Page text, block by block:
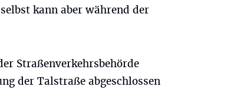
kann aber während der
Straßenverkehrsbehörde
der Talstraße abgeschlossen